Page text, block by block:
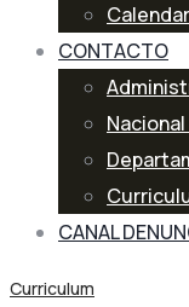
CONTACTO
CANAL
Curriculum